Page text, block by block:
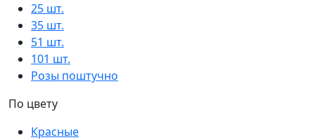
25 шт.
35 шт.
51 шт.
101 шт.
Розы поштучно
По цвету
Красные